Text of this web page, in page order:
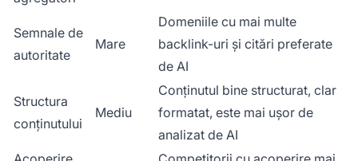
Semnale de
autoritate
Mare
Domeniile cu mai multe
backlink-uri și citări preferate
de AI
Structura
conținutului
Mediu
Conținutul bine structurat, clar
formatat, este mai ușor de
analizat de AI